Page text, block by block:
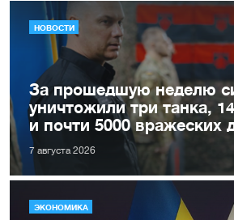
НОВОСТИ
За прошедшую неделю
уничтожили три танка,
и почти 5000 вражеских
7 августа 2026
ЭКОНОМИКА